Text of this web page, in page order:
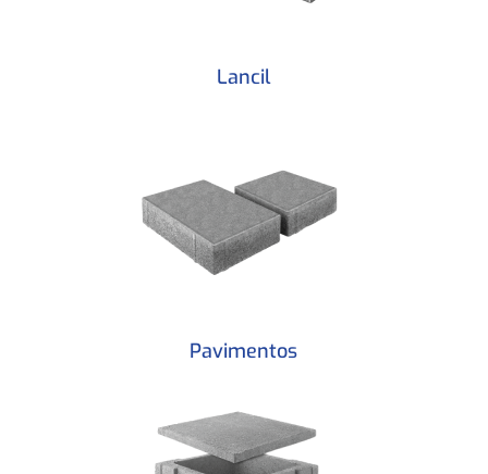
Lancil
Pavimentos